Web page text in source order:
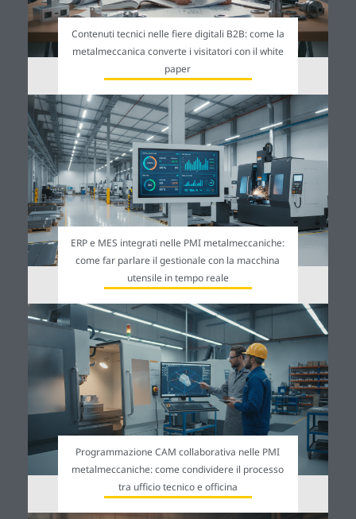
Contenuti tecnici nelle fiere digitali B2B: come la
metalmeccanica converte i visitatori con il white
paper
ERP e MES integrati nelle PMI metalmeccaniche:
come far parlare il gestionale con la macchina
utensile in tempo reale
Programmazione CAM collaborativa nelle PMI
metalmeccaniche: come condividere il processo
tra ufficio tecnico e officina